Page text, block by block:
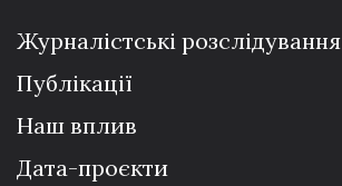
Журналістські розслідування
Публікації
Наш вплив
Дата-проєкти